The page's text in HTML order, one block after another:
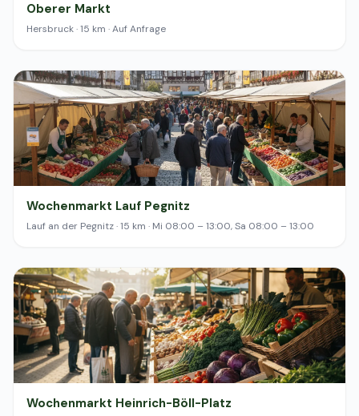
Oberer Markt
Hersbruck · 15 km · Auf Anfrage
Wochenmarkt Lauf Pegnitz
Lauf an der Pegnitz · 15 km · Mi 08:00 – 13:00, Sa 08:00 – 13:00
Wochenmarkt Heinrich-Böll-Platz